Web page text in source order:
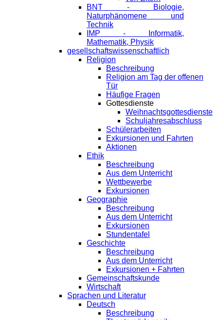
BNT - Biologie,
Naturphänomene und
Technik
IMP - Informatik,
Mathematik, Physik
gesellschaftswissenschaftlich
Religion
Beschreibung
Religion am Tag der offenen
Tür
Häufige Fragen
Gottesdienste
Weihnachtsgottesdienste
Schuljahresabschluss
Schülerarbeiten
Exkursionen und Fahrten
Aktionen
Ethik
Beschreibung
Aus dem Unterricht
Wettbewerbe
Exkursionen
Geographie
Beschreibung
Aus dem Unterricht
Exkursionen
Stundentafel
Geschichte
Beschreibung
Aus dem Unterricht
Exkursionen + Fahrten
Gemeinschaftskunde
Wirtschaft
Sprachen und Literatur
Deutsch
Beschreibung